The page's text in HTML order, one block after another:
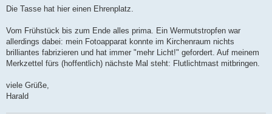
a
Die Tasse hat hier einen Ehrenplatz.
Vom Frühstück bis zum Ende alles prima. Ein Wermutstropfen war
allerdings dabei: mein Fotoapparat konnte im Kirchenraum nichts
brilliantes fabrizieren und hat immer "mehr Licht!" gefordert. Auf meinem
Merkzettel fürs (hoffentlich) nächste Mal steht: Flutlichtmast mitbringen.
viele Grüße,
Harald